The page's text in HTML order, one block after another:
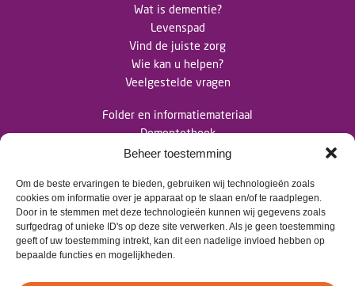
Beheer toestemming
Om de beste ervaringen te bieden, gebruiken wij technologieën zoals
cookies om informatie over je apparaat op te slaan en/of te raadplegen.
Door in te stemmen met deze technologieën kunnen wij gegevens zoals
surfgedrag of unieke ID's op deze site verwerken. Als je geen toestemming
geeft of uw toestemming intrekt, kan dit een nadelige invloed hebben op
bepaalde functies en mogelijkheden.
Wat is dementie?
Levenspad
Vind de juiste zorg
Wie kan u helpen?
Veelgestelde vragen
Folder en informatiemateriaal
Dementotheek
Nieuwsberichten
Contact
>info@dementietwente.nl
>